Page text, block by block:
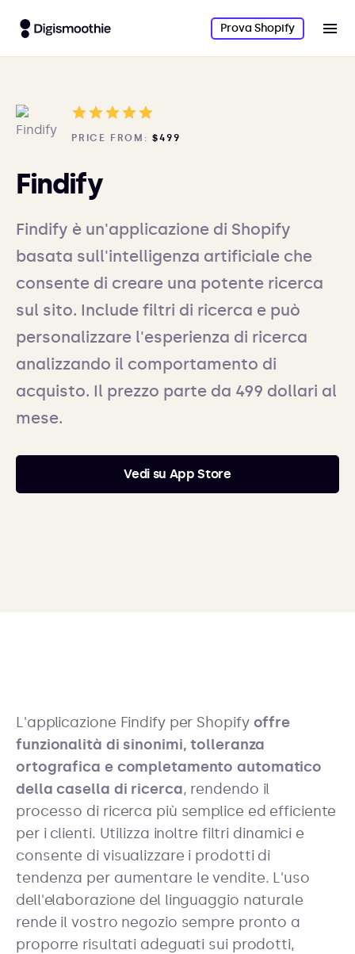
Prova Shopify
PRICE FROM: $499
Findify
Findify è un'applicazione di Shopify
basata sull'intelligenza artificiale che
consente di creare una potente ricerca
sul sito. Include filtri di ricerca e può
personalizzare l'esperienza di ricerca
analizzando il comportamento di
acquisto. Il prezzo parte da 499 dollari al
mese.
Vedi su App Store
L'applicazione Findify per Shopify offre
funzionalità di sinonimi, tolleranza
ortografica e completamento automatico
della casella di ricerca, rendendo il
processo di ricerca più semplice ed efficiente
per i clienti. Utilizza inoltre filtri dinamici e
consente di visualizzare i prodotti di
tendenza per aumentare le vendite. L'uso
dell'elaborazione del linguaggio naturale
rende il vostro negozio sempre pronto a
proporre risultati adeguati sui prodotti,